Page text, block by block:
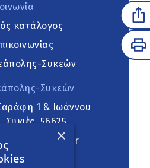
κατάλογος
Συκεών
Συκεών
1 & Ιωάννου
Συκιές, 56625
×